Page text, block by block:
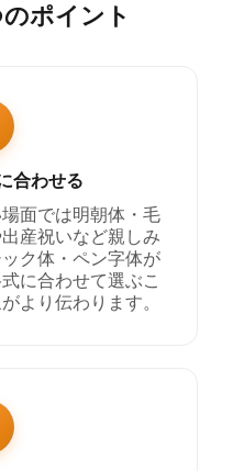
ポイント
合わせる
面では明朝体・毛
産祝いなど親しみ
ク体・ペン字体が
に合わせて選ぶこ
より伝わります。